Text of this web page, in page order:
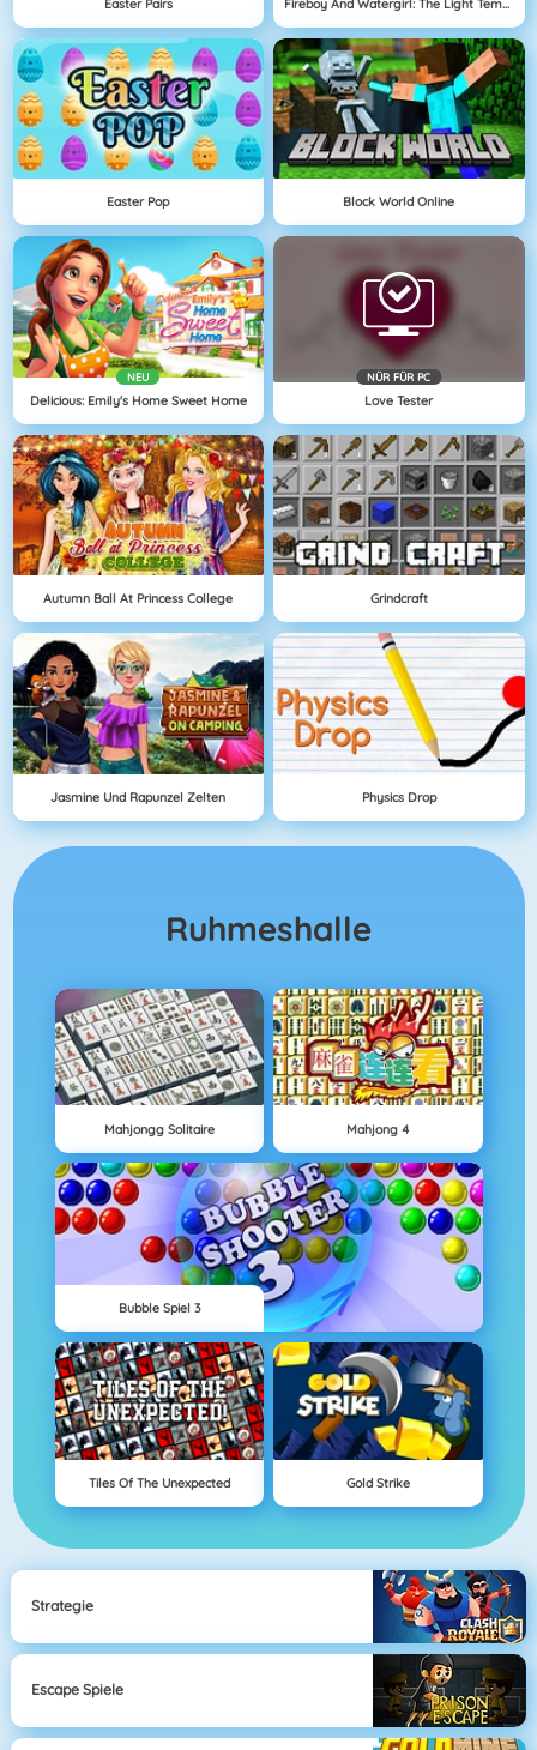
Easter Pop Block World Online
NEU
Delicious: Emily's Home Sweet Home
NÜR FÜR PC
Love Tester
Autumn Ball At Princess College Grindcraft
Jasmine Und Rapunzel Zelten Physics Drop
Ruhmeshalle
Mahjongg Solitaire Mahjong 4
Bubble Spiel 3
Tiles Of The Unexpected Gold Strike
Strategie
Escape Spiele